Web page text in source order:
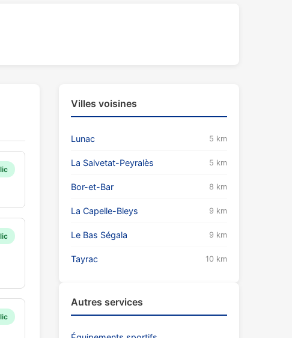
Villes voisines
Lunac 5 km
La Salvetat-Peyralès 5 km
Bor-et-Bar 8 km
La Capelle-Bleys 9 km
Le Bas Ségala 9 km
Tayrac 10 km
Autres services